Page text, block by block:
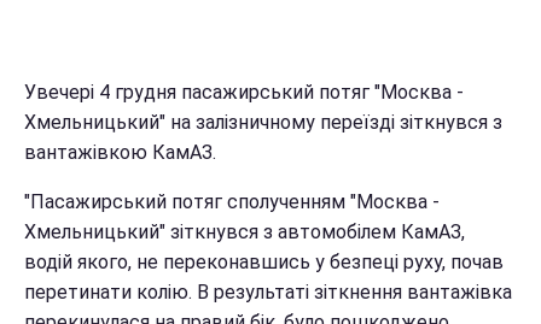
Увечері 4 грудня пасажирський потяг "Москва -
Хмельницький" на залізничному переїзді зіткнувся з
вантажівкою КамАЗ.
"Пасажирський потяг сполученням "Москва -
Хмельницький" зіткнувся з автомобілем КамАЗ,
водій якого, не переконавшись у безпеці руху, почав
перетинати колію. В результаті зіткнення вантажівка